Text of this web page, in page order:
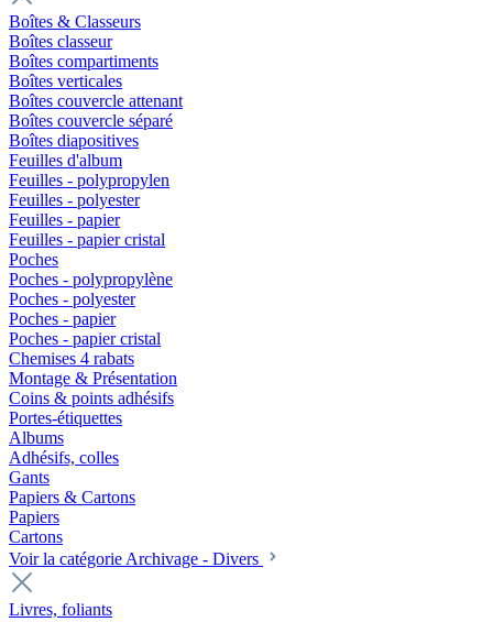
Boîtes & Classeurs
Boîtes classeur
Boîtes compartiments
Boîtes verticales
Boîtes couvercle attenant
Boîtes couvercle séparé
Boîtes diapositives
Feuilles d'album
Feuilles - polypropylen
Feuilles - polyester
Feuilles - papier
Feuilles - papier cristal
Poches
Poches - polypropylène
Poches - polyester
Poches - papier
Poches - papier cristal
Chemises 4 rabats
Montage & Présentation
Coins & points adhésifs
Portes-étiquettes
Albums
Adhésifs, colles
Gants
Papiers & Cartons
Papiers
Cartons
Voir la catégorie Archivage - Divers
Livres, foliants